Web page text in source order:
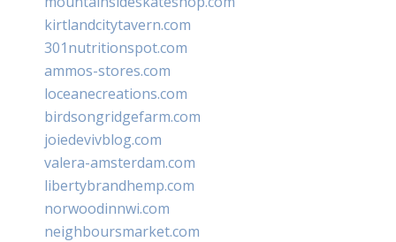
kirtlandcitytavern.com
301nutritionspot.com
ammos-stores.com
loceanecreations.com
birdsongridgefarm.com
joiedevivblog.com
valera-amsterdam.com
libertybrandhemp.com
norwoodinnwi.com
neighboursmarket.com